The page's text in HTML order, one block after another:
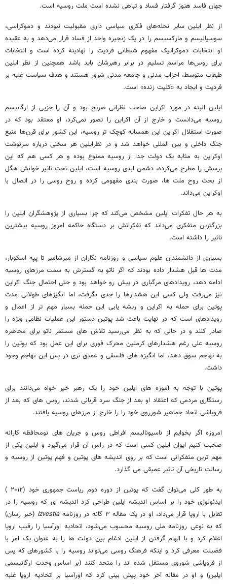
جهان فاسد هنوز گرفتار فساد و تباهی نشده است ملت روسیه است.
از نظر ایلین سایر نحله‌های فکری سیاسی داری مقبولیت نبودند و دموکراسی،
سوسیالیسم و مارکسیسم را در یک زنجیره واحد از فساد قرار می‌دهد و به عقیده
او انتخابات دموکراتیک مفهوم شیطانی فردیت را نهادینه کرده است و انتخابات
برای روس‌ها مراسم تسلیم در برابر رهبرشان باید باشد همچنین از نظر ایلین
طبقات متوسط، احزاب مدنی و جامعه مدنی شرور هستند و هدف سیاست غلبه بر
فردیت و ایجاد یه «کلیت زنده» است.
ایلین البته در مورد اکراین صاحب نظراتی صریح بود و آن را جزیی از ارگانیسم
روسیه می‌دانست و خارج از آن اکراین را تصور نمی‌کرد، او معتقد بود که در
صورت استقلال اکراین این همسایه کوچک تر روسیه، این کشور برای قرن‌ها منبع
جنگ داخلی و بین المللی خواهد شد و در نظرایلین هر سخنی درباره سرنوشت
اوکراین به مثابه یک دولت جدا از روسیه ممنوع بوده و هر کسی هم که این
پرسش را مطرح می‌کرده، دشمن ابدی روسیه است، ایلین تحت تاثیر خوانش هگل
از بحث روح ملت ها، صورت بندی مفهومی کرده و روح روسی را در اتصال با
اوکراین می‌داند.
به هر حال تفکرات ایلین مشخص می‌کند که چرا بسیاری از پژوهشگران ایلین را
بزرگترین متفکری می‌داند که تفکراتش بر دستگاه حاکمه امروز روسیه بیشترین
تاثیر را داشته است.
بسیاری از دانشمندان علوم سیاسی و روزنامه نگاران از میرشامیر تا پپه اسکوبار،
مدت ها قبل هشدار داده بودند که اگر ناتو به گسترش به سمت مرزهای روسیه
ادامه دهد، رویدادهای مرگباری در پیش رو خواهد بود و حتی احتمال جنگ اکراین
نیز می‌رفت ولی کسی این هشدارها را جدی نگرفت، اما انگیزهای طولانی مدت
پوتین برای حمله به اکراین و ریشه یابی این حمله بسیار مهم تر از اعمال و
رویدادهای است که در نهایت باعث شد پوتین دستور این عملیات نظامی ویژه را
صادر کنند و در حالی که به نظر می‌رسید تلاش های مستمر ناتو برای محاصره
روسیه علی رغم هشدارهای کرملین محرک فوری برای این عمل بود که پوتین را
به تهاجم سوق دهد، اما انگیزه های فلسفی و عمیق تری در پس این تهاجم وجود
داشت.
پوتین با توجه به آموزه های ایلین خود را یک رهبر خیر خواه می‌دانند برای
رستگاری مردمی که اعتقاد او بعد از جنگ سرد قربانی شدند، روس های که بعد از
فروپاشی اتحاد جماهیر شورروی خود را را خارج از مرزهای روسیه یافتند.
امروزه اگر بخوایم از ناسیونالیسم افراطی روس و جریان های نومحافظه کارانه
صحبت کنیم ایوان ایلین کسی است که در راس آن قرار می‌گیرد و ایلین یکی از
مهم ترین متفکرانی است که بر روی اندیشه های پوتین و فهم پوتین از روسیه و
رسالت تاریخی آن تاثیر عمیقی می گذارد.
به طور کلی می‌توان گفت که پوتین از دوره دوم ریاست جمهوری خود (۲۰۱۲ )
ایدئولوژی خود را بر اساس اندیشه ایلین طراحی کرد اندیشه ای که روسیه را در
تقابل با اروپا قرار می‌داد، او در یک مقاله ۳ گانه در روزنامه
Izvestia (خبر رسان)
که به نوعی روزنامه ملی روسیه محسوب می‌شود، اتحادیه اورآسیا را رقیب اروپا
اعلام کرد و با الهام گرفتن از ایلین ادغام بین دولت ها را به عنوان یک امر با
فضیلت معرفی کرد و اینکه فرهنگ روسی می‌تواند روسیه را با کشورهای که پس
از فروپاشی شوروی مستقل شده اند را متحد کنند (بر اساس وحدت ارگانیسمی
ایلین) و او در مقاله آخر خود پیش بینی کرد که اورآسیا بر اتحادیه اروپا غلبه